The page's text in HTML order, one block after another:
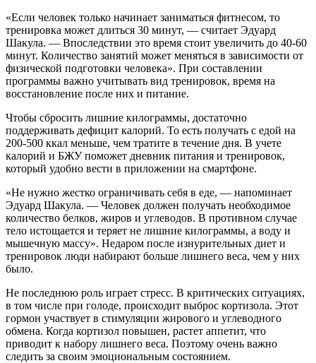
«Если человек только начинает заниматься фитнесом, то
тренировка может длиться 30 минут, — считает Эдуард
Шакула. — Впоследствии это время стоит увеличить до 40-60
минут. Количество занятий может меняться в зависимости от
физической подготовки человека». При составлении
программы важно учитывать вид тренировок, время на
восстановление после них и питание.
Чтобы сбросить лишние килограммы, достаточно
поддерживать дефицит калорий. То есть получать с едой на
200-500 ккал меньше, чем тратите в течение дня. В учете
калорий и БЖУ поможет дневник питания и тренировок,
который удобно вести в приложении на смартфоне.
«Не нужно жестко ограничивать себя в еде, — напоминает
Эдуард Шакула. — Человек должен получать необходимое
количество белков, жиров и углеводов. В противном случае
тело истощается и теряет не лишние килограммы, а воду и
мышечную массу». Недаром после изнурительных диет и
тренировок люди набирают больше лишнего веса, чем у них
было.
Не последнюю роль играет стресс. В критических ситуациях,
в том числе при голоде, происходит выброс кортизола. Этот
гормон участвует в стимуляции жирового и углеводного
обмена. Когда кортизол повышен, растет аппетит, что
приводит к набору лишнего веса. Поэтому очень важно
следить за своим эмоциональным состоянием.